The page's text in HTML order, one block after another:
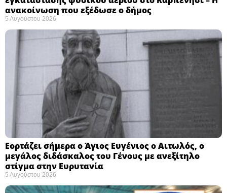
ανακοίνωση που εξέδωσε ο δήμος
5 Αυγούστου 2026
Εορτάζει σήμερα ο Άγιος Ευγένιος ο Αιτωλός, ο
μεγάλος διδάσκαλος του Γένους με ανεξίτηλο
στίγμα στην Ευρυτανία
5 Αυγούστου 2026